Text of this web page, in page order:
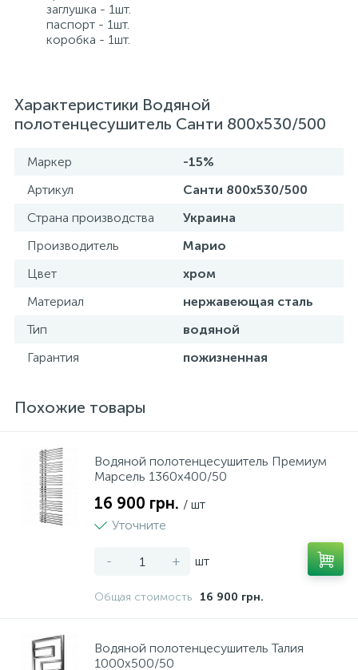
заглушка - 1шт.
паспорт - 1шт.
коробка - 1шт.
Характеристики Водяной
полотенцесушитель Санти 800х530/500
Маркер
-15%
Артикул
Санти 800х530/500
Страна производства
Украина
Производитель
Марио
Цвет
хром
Материал
нержавеющая сталь
Тип
водяной
Гарантия
пожизненная
Похожие товары
Водяной полотенцесушитель Премиум
Марсель 1360x400/50
16 900 грн. / шт
Уточните
- + шт
Общая стоимость 16 900 грн.
Водяной полотенцесушитель Талия
1000x500/50